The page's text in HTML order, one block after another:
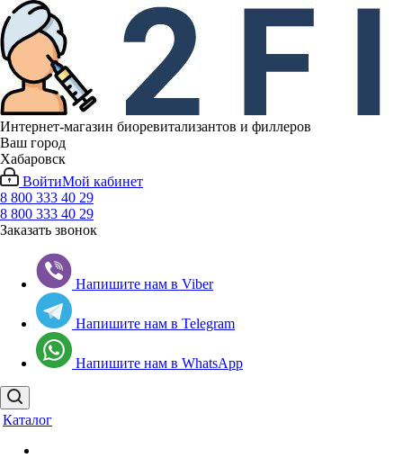
Интернет-магазин биоревитализантов и филлеров
Ваш город
Хабаровск
ВойтиМой кабинет
8 800 333 40 29
8 800 333 40 29
Заказать звонок
Напишите нам в Viber
Напишите нам в Telegram
Напишите нам в WhatsApp
Каталог